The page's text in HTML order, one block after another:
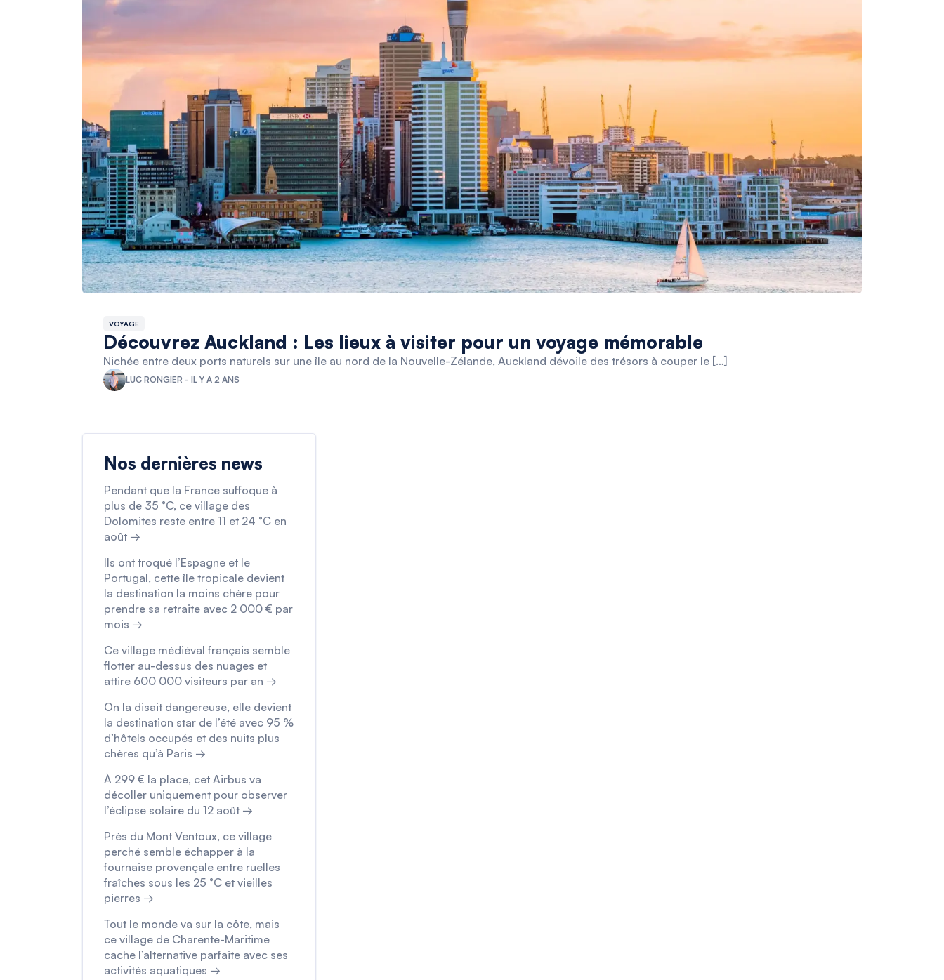
VOYAGE
Découvrez Auckland : Les lieux à visiter pour un voyage mémorable
Nichée entre deux ports naturels sur une île au nord de la Nouvelle-Zélande, Auckland dévoile des trésors à couper le […]
LUC RONGIER - IL Y A 2 ANS
Nos dernières news
Pendant que la France suffoque à
plus de 35 °C, ce village des
Dolomites reste entre 11 et 24 °C en
août →
Ils ont troqué l’Espagne et le
Portugal, cette île tropicale devient
la destination la moins chère pour
prendre sa retraite avec 2 000 € par
mois →
Ce village médiéval français semble
flotter au-dessus des nuages et
attire 600 000 visiteurs par an →
On la disait dangereuse, elle devient
la destination star de l’été avec 95 %
d’hôtels occupés et des nuits plus
chères qu’à Paris →
À 299 € la place, cet Airbus va
décoller uniquement pour observer
l’éclipse solaire du 12 août →
Près du Mont Ventoux, ce village
perché semble échapper à la
fournaise provençale entre ruelles
fraîches sous les 25 °C et vieilles
pierres →
Tout le monde va sur la côte, mais
ce village de Charente-Maritime
cache l’alternative parfaite avec ses
activités aquatiques →